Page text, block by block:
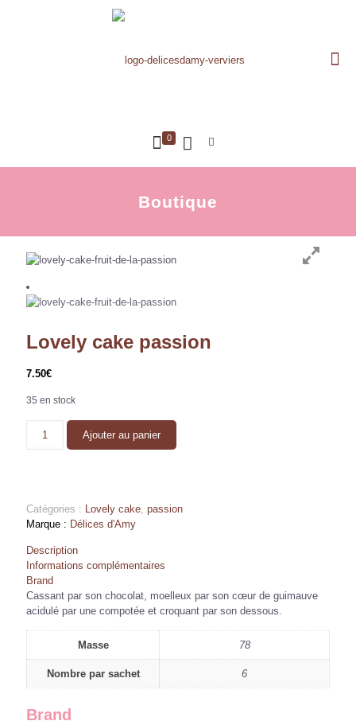
0
Boutique
Lovely cake passion
7.50€
35 en stock
quantité
Ajouter au panier
Catégories : Lovely cake, passion
Délices d'Amy
Description
Informations complémentaires
Brand
Cassant par son chocolat, moelleux par son cœur de guimauve
acidulé par une compotée et croquant par son dessous.
Masse 78
Nombre par sachet 6
Brand